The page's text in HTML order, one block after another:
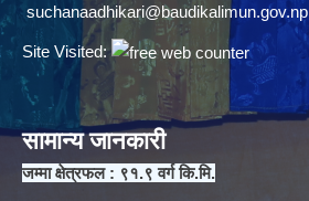
suchanaadhikari@baudikalimun.gov.np
Site Visited:
सामान्य जानकारी
जम्मा क्षेत्रफल : ९१.९ वर्ग कि.मि.